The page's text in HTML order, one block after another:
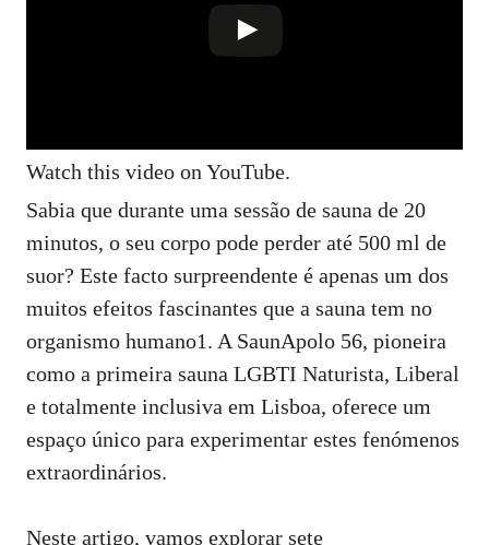
Watch this video on YouTube.
Sabia que durante uma sessão de sauna de 20
minutos, o seu corpo pode perder até 500 ml de
suor? Este facto surpreendente é apenas um dos
muitos efeitos fascinantes que a sauna tem no
organismo humano1. A SaunApolo 56, pioneira
como a primeira sauna LGBTI Naturista, Liberal
e totalmente inclusiva em Lisboa, oferece um
espaço único para experimentar estes fenómenos
extraordinários.
Neste artigo, vamos explorar sete